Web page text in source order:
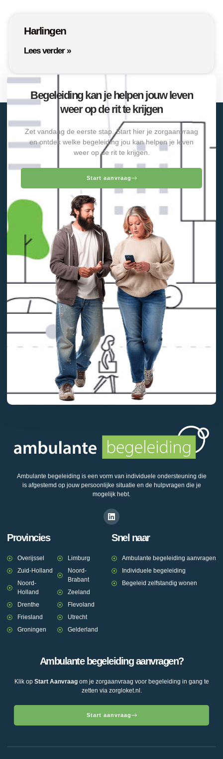
Harlingen
Lees verder »
Begeleiding kan je helpen jouw leven
weer op de rit te krijgen
Zet vandaag de eerste stap. Start hier je zorgaanvraag
en ontdek welke begeleiding jou kan helpen je leven
weer op de rit te krijgen.
Start aanvraag
Ambulante begeleiding is een vorm van individuele ondersteuning die
is afgestemd op jouw persoonlijke situatie en de hulpvragen die je
mogelijk hebt.
Provincies
Overijssel
Zuid-Holland
Noord-
Holland
Drenthe
Friesland
Groningen
Limburg
Noord-
Brabant
Zeeland
Flevoland
Utrecht
Gelderland
Snel naar
Ambulante begeleiding aanvragen
Individuele begeleiding
Begeleid zelfstandig wonen
Ambulante begeleiding aanvragen?
Klik op Start Aanvraagom je zorgaanvraag voor begeleiding in gang te
zetten via zorgloket.nl.
Start aanvraag